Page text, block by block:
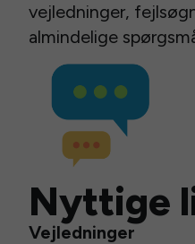
vejledninger,
almindelige
Nyttige
Vejledninger